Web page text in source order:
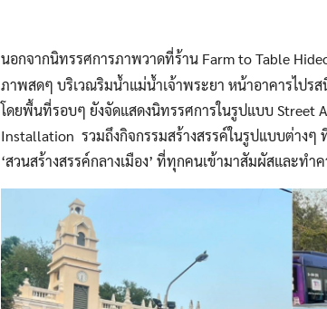
นอกจากนิทรรศการภาพวาดที่ร้าน Farm to Table
ภาพสดๆ บริเวณริมน้ำแม่น้ำเจ้าพระยา หน้าอาคารไปร
โดยพื้นที่รอบๆ ยังจัดแสดงนิทรรศการในรูปแบบ Street
Installation รวมถึงกิจกรรมสร้างสรรค์ในรูปแบบต่างๆ ที่
‘สวนสร้างสรรค์กลางเมือง’ ที่ทุกคนเข้ามาสัมผัสและท